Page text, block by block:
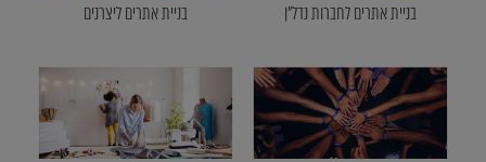
בניית אתרים לחברות נדל"ן בניית אתרים ליצרנים